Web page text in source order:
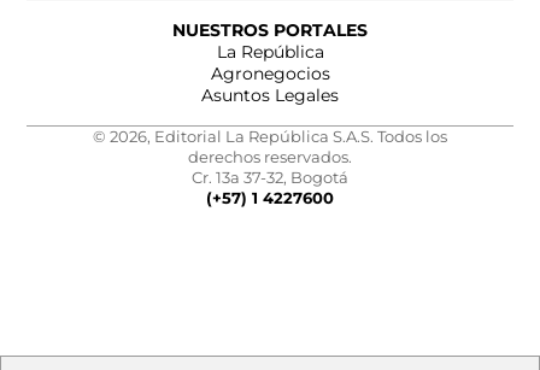
NUESTROS PORTALES
La República
Agronegocios
Asuntos Legales
© 2026, Editorial La República S.A.S. Todos los
derechos reservados.
Cr. 13a 37-32, Bogotá
(+57) 1 4227600